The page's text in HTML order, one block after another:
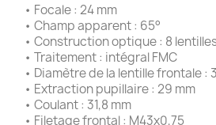
• Focale : 24 mm
• Champ apparent : 65°
• Construction optique : 8
• Traitement : intégral FMC
• Diamètre de la lentille frontale :
• Extraction pupillaire : 29 mm
• Coulant : 31,8 mm
• Filetage frontal : M43x0,75